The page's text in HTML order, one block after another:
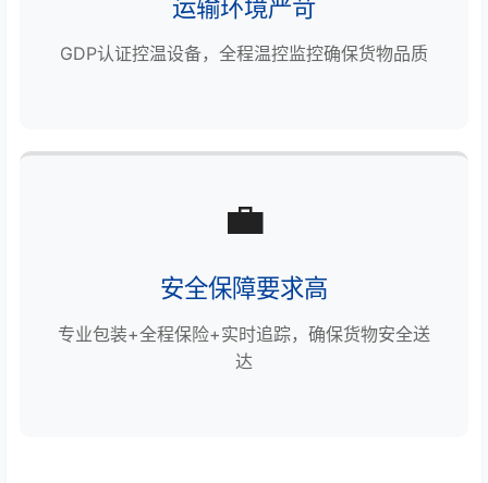
运输环境严苛
GDP认证控温设备，全程温控监控确保货物品质
💼
安全保障要求高
专业包装+全程保险+实时追踪，确保货物安全送
达